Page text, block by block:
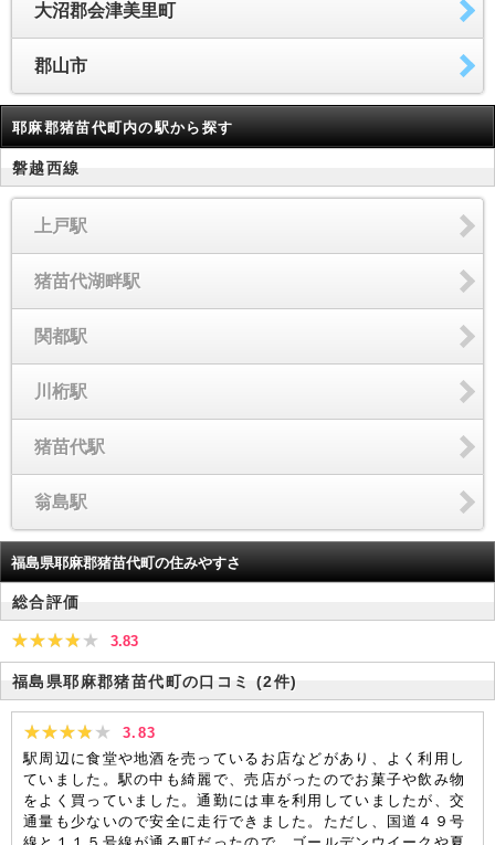
大沼郡会津美里町
郡山市
耶麻郡猪苗代町内の駅から探す
磐越西線
上戸駅
猪苗代湖畔駅
関都駅
川桁駅
猪苗代駅
翁島駅
福島県耶麻郡猪苗代町の住みやすさ
総合評価
3.83
福島県耶麻郡猪苗代町の口コミ (2件)
3.83
駅周辺に食堂や地酒を売っているお店などがあり、よく利用し
ていました。駅の中も綺麗で、売店がったのでお菓子や飲み物
をよく買っていました。通勤には車を利用していましたが、交
通量も少ないので安全に走行できました。ただし、国道４９号